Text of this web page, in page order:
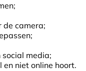
de camera;
social media;
niet online hoort.